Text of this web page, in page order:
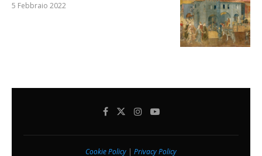
5 Febbraio 2022
Cookie Policy | Privacy Policy